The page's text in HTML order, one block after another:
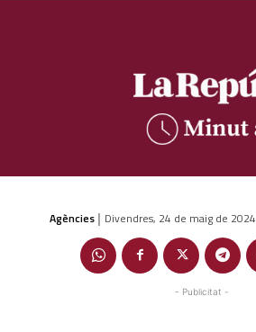
Agències | Divendres, 24 de maig de 2024
- Publicitat -